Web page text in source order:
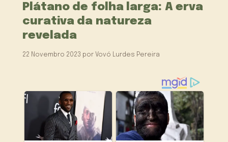
Plátano de folha larga: A erva
curativa da natureza
revelada
22 Novembro 2023 por Vovó Lurdes Pereira